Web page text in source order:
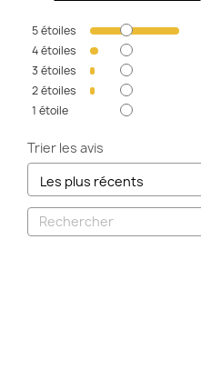
5étoiles
4étoiles
3 étoiles
2étoiles
1 étoile
Trier les avis